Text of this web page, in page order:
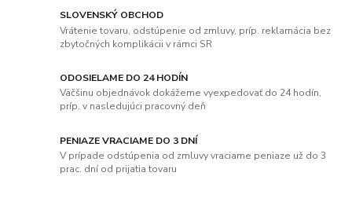
SLOVENSKÝ OBCHOD
Vrátenie tovaru, odstúpenie od zmluvy, príp. reklamácia bez
zbytočných komplikácii v rámci SR
ODOSIELAME DO 24 HODÍN
Väčšinu objednávok dokážeme vyexpedovať do 24 hodín,
príp. v nasledujúci pracovný deň
PENIAZE VRACIAME DO 3 DNÍ
V prípade odstúpenia od zmluvy vraciame peniaze už do 3
prac. dní od prijatia tovaru